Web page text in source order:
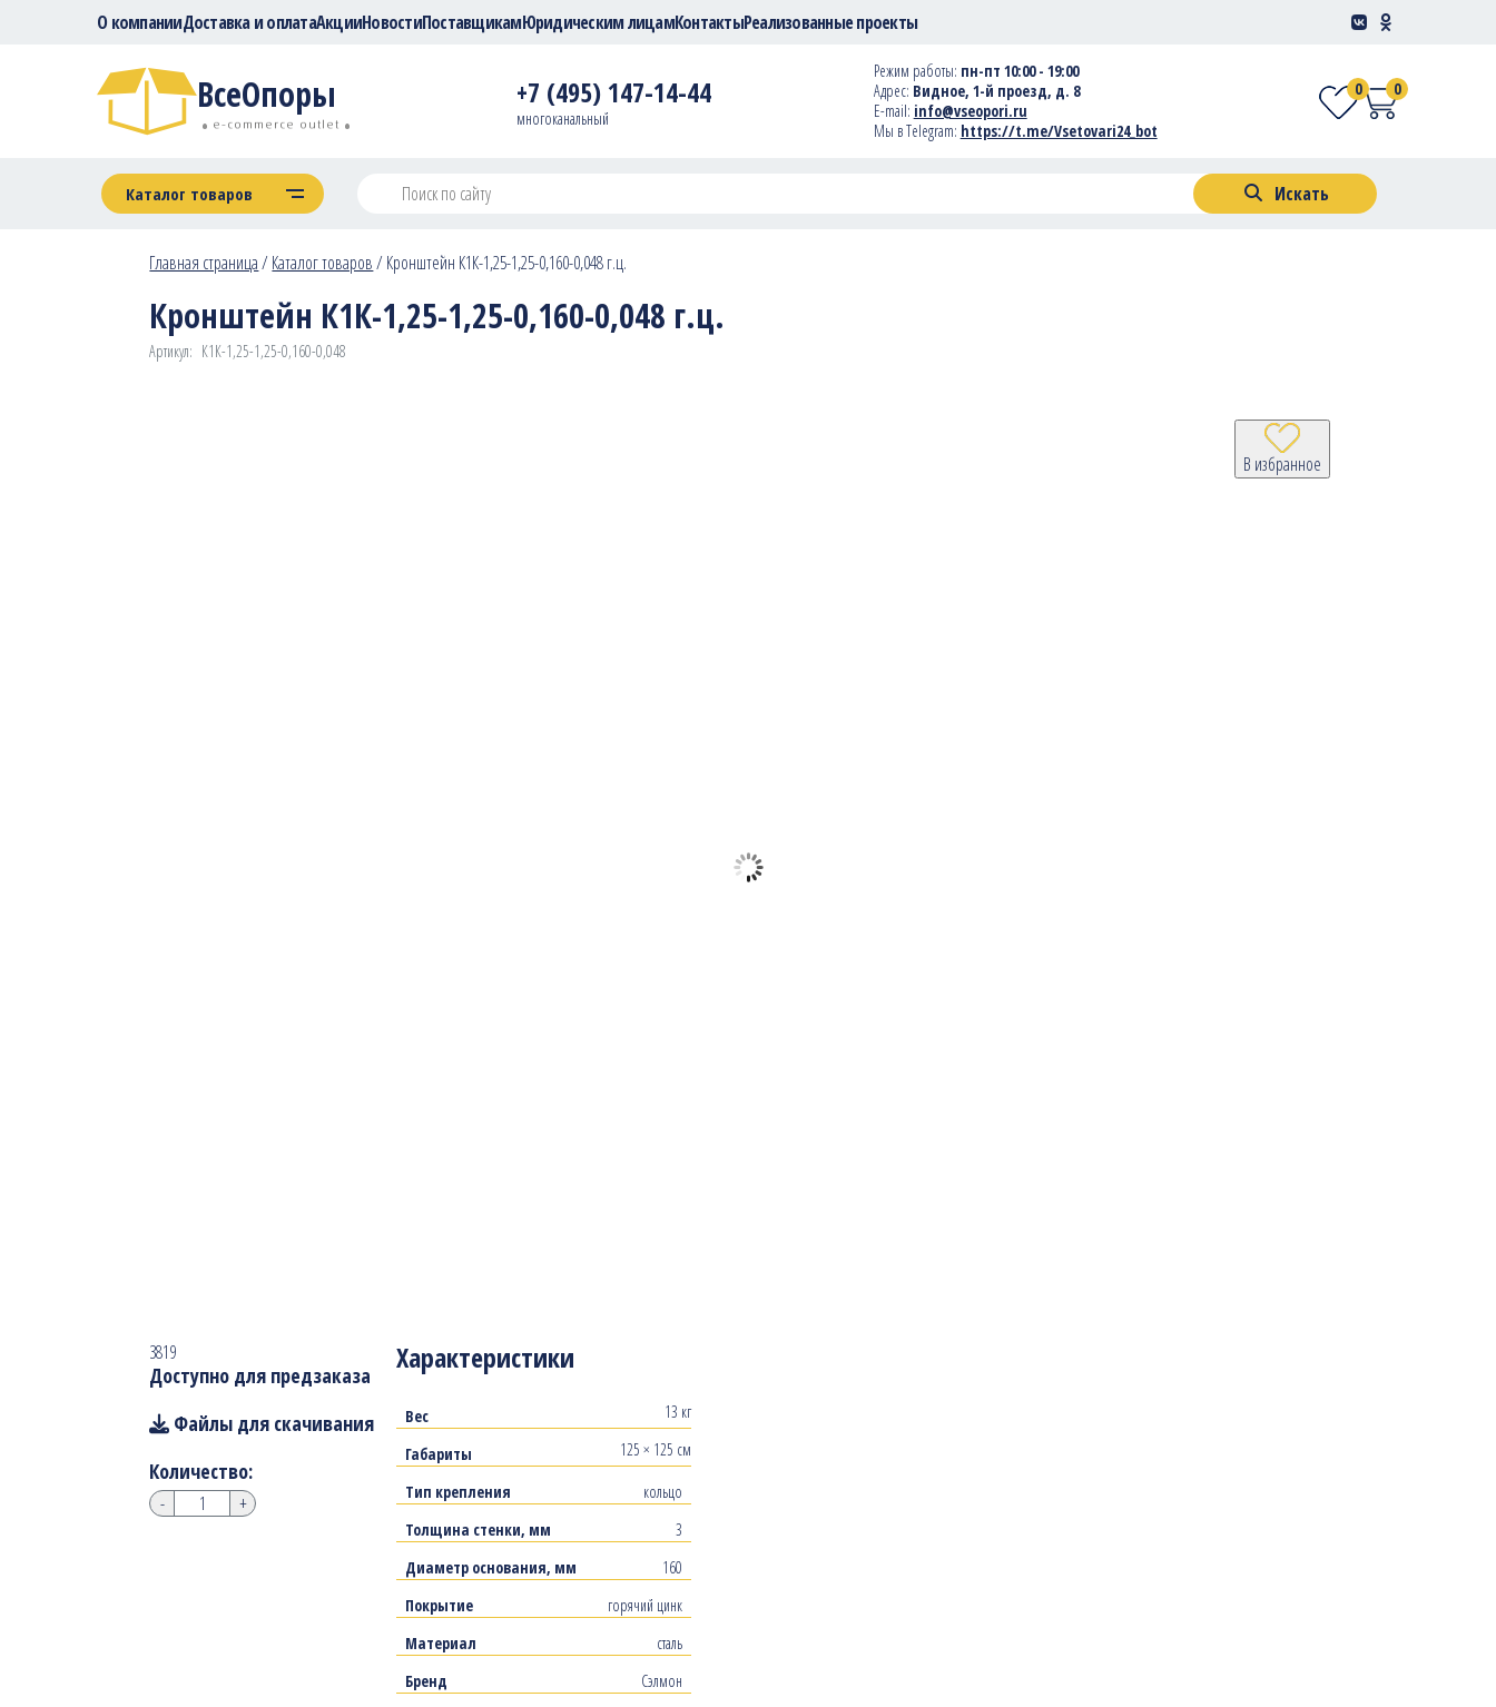
О компанииДоставка и оплатаАкцииНовостиПоставщикамЮридическим лицамКонтактыРеализованные проекты
ВсеОпоры
e-commerce outlet
+7 (495) 147-14-44
многоканальный
Режим работы: пн-пт 10:00 - 19:00
Адрес: Видное, 1-й проезд, д. 8
E-mail: info@vseopori.ru
Мы в Telegram: https://t.me/Vsetovari24_bot
0
0
Каталог товаров Искать
Главная страница/Каталог товаров/Кронштейн К1К-1,25-1,25-0,160-0,048 г.ц.
Кронштейн К1К-1,25-1,25-0,160-0,048 г.ц.
Артикул: К1К-1,25-1,25-0,160-0,048
В избранное
Характеристики
Вес
13 кг
Габариты
125 × 125 см
Тип крепления
кольцо
Толщина стенки, мм
3
Диаметр основания, мм
160
Покрытие
горячий цинк
Материал
сталь
Бренд
Сэлмон
3819
Доступно для предзаказа
Файлы для скачивания
Количество:
- +